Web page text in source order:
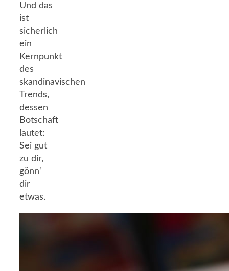
Und das
ist
sicherlich
ein
Kernpunkt
des
skandinavischen
Trends,
dessen
Botschaft
lautet:
Sei gut
zu dir,
gönn‘
dir
etwas.